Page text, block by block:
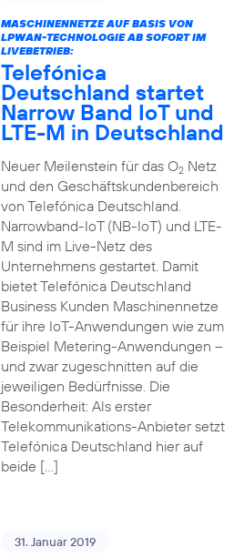
MASCHINENNETZE AUF BASIS VON
LPWAN-TECHNOLOGIE AB SOFORT IM
LIVEBETRIEB:
Telefónica
Deutschland startet
Narrow Band IoT und
LTE-M in Deutschland
Neuer Meilenstein für das O2Netz
und den Geschäftskundenbereich
von Telefónica Deutschland.
Narrowband-IoT (NB-IoT) und LTE-
M sind im Live-Netz des
Unternehmens gestartet. Damit
bietet Telefónica Deutschland
Business Kunden Maschinennetze
für ihre IoT-Anwendungen wie zum
Beispiel Metering-Anwendungen –
und zwar zugeschnitten auf die
jeweiligen Bedürfnisse. Die
Besonderheit: Als erster
Telekommunikations-Anbieter setzt
Telefónica Deutschland hier auf
beide […]
31. Januar 2019